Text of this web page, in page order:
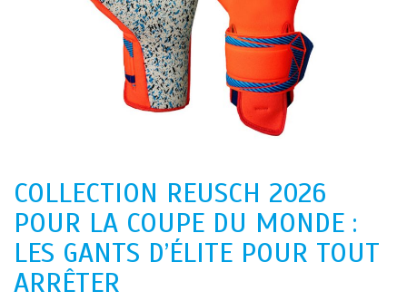
COLLECTION REUSCH 2026
POUR LA COUPE DU MONDE :
LES GANTS D’ÉLITE POUR TOUT
ARRÊTER